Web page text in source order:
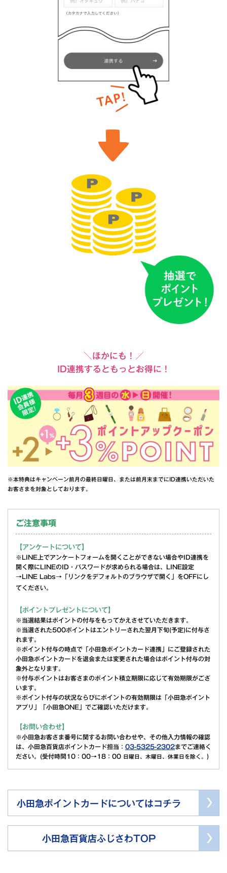
＼ほかにも！／
ID連携するともっとお得に！
※本特典はキャンペーン前月の最終日曜日、または前月末までにID連携いただいた
お客さまを対象としております。
ご注意事項
【アンケートについて】
※LINE上でアンケートフォームを開くことができない場合やID連携を
開く際にLINEのID・パスワードが求められる場合は、LINE設定
→LINE Labs→「リンクをデフォルトのブラウザで開く」をOFFにし
てください。
【ポイントプレゼントについて】
※当選結果はポイントの付与をもってかえさせていただきます。
※当選された500ポイントはエントリーされた翌月下旬(予定)に付与さ
れます。
※ポイント付与の時点で「小田急ポイントカード連携」にご登録された
小田急ポイントカードを退会または変更された場合はポイント付与の対
象外となります。
※付与ポイントはお客さまのポイント積立期限に応じて有効期限がござ
います。
※ポイント付与の状況ならびにポイントの有効期限は「小田急ポイント
アプリ」「小田急ONE」でご確認いただけます。
【お問い合わせ】
※小田急お客さま番号に関するお問い合わせや、その他入力情報の確認
は、小田急百貨店ポイントカード担当： 03-5325-2302までご連絡く
ださい。(受付時間10：00→18：00 日曜日、木曜日、休業日を除く。 )
小田急ポイントカードについてはコチラ
小田急百貨店ふじさわTOP